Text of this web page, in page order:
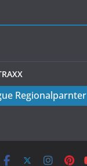
Regionalparnter